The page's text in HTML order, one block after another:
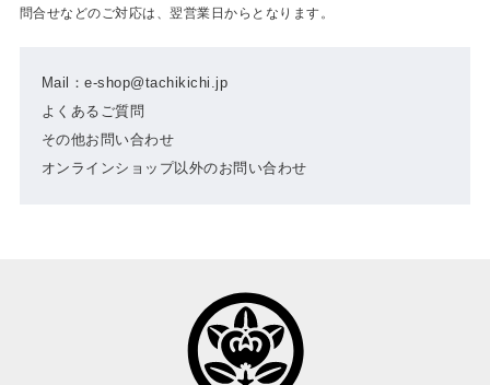
Mail：e-shop@tachikichi.jp
よくあるご質問
その他お問い合わせ
オンラインショップ以外のお問い合わせ
問合せなどのご対応は、翌営業日からとなります。